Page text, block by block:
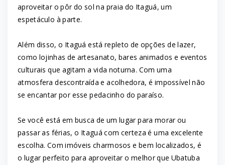
aproveitar o pôr do sol na praia do Itaguá, um
espetáculo à parte.
Além disso, o Itaguá está repleto de opções de lazer,
como lojinhas de artesanato, bares animados e eventos
culturais que agitam a vida noturna. Com uma
atmosfera descontraída e acolhedora, é impossível não
se encantar por esse pedacinho do paraíso.
Se você está em busca de um lugar para morar ou
passar as férias, o Itaguá com certeza é uma excelente
escolha. Com imóveis charmosos e bem localizados, é
o lugar perfeito para aproveitar o melhor que Ubatuba